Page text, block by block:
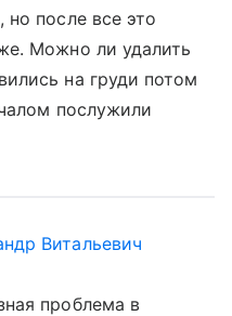
но после все это
Можно ли удалить
на груди потом
послужили
Витальевич
проблема в